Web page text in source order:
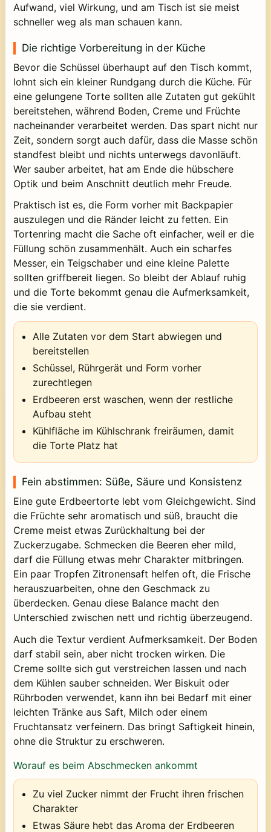
Aufwand, viel Wirkung, und am Tisch ist sie meist
schneller weg als man schauen kann.
Die richtige Vorbereitung in der Küche
Bevor die Schüssel überhaupt auf den Tisch kommt,
lohnt sich ein kleiner Rundgang durch die Küche. Für
eine gelungene Torte sollten alle Zutaten gut gekühlt
bereitstehen, während Boden, Creme und Früchte
nacheinander verarbeitet werden. Das spart nicht nur
Zeit, sondern sorgt auch dafür, dass die Masse schön
standfest bleibt und nichts unterwegs davonläuft.
Wer sauber arbeitet, hat am Ende die hübschere
Optik und beim Anschnitt deutlich mehr Freude.
Praktisch ist es, die Form vorher mit Backpapier
auszulegen und die Ränder leicht zu fetten. Ein
Tortenring macht die Sache oft einfacher, weil er die
Füllung schön zusammenhält. Auch ein scharfes
Messer, ein Teigschaber und eine kleine Palette
sollten griffbereit liegen. So bleibt der Ablauf ruhig
und die Torte bekommt genau die Aufmerksamkeit,
die sie verdient.
Alle Zutaten vor dem Start abwiegen und
bereitstellen
Schüssel, Rührgerät und Form vorher
zurechtlegen
Erdbeeren erst waschen, wenn der restliche
Aufbau steht
Kühlfläche im Kühlschrank freiräumen, damit
die Torte Platz hat
Fein abstimmen: Süße, Säure und Konsistenz
Eine gute Erdbeertorte lebt vom Gleichgewicht. Sind
die Früchte sehr aromatisch und süß, braucht die
Creme meist etwas Zurückhaltung bei der
Zuckerzugabe. Schmecken die Beeren eher mild,
darf die Füllung etwas mehr Charakter mitbringen.
Ein paar Tropfen Zitronensaft helfen oft, die Frische
herauszuarbeiten, ohne den Geschmack zu
überdecken. Genau diese Balance macht den
Unterschied zwischen nett und richtig überzeugend.
Auch die Textur verdient Aufmerksamkeit. Der Boden
darf stabil sein, aber nicht trocken wirken. Die
Creme sollte sich gut verstreichen lassen und nach
dem Kühlen sauber schneiden. Wer Biskuit oder
Rührboden verwendet, kann ihn bei Bedarf mit einer
leichten Tränke aus Saft, Milch oder einem
Fruchtansatz verfeinern. Das bringt Saftigkeit hinein,
ohne die Struktur zu erschweren.
Worauf es beim Abschmecken ankommt
Zu viel Zucker nimmt der Frucht ihren frischen
Charakter
Etwas Säure hebt das Aroma der Erdbeeren